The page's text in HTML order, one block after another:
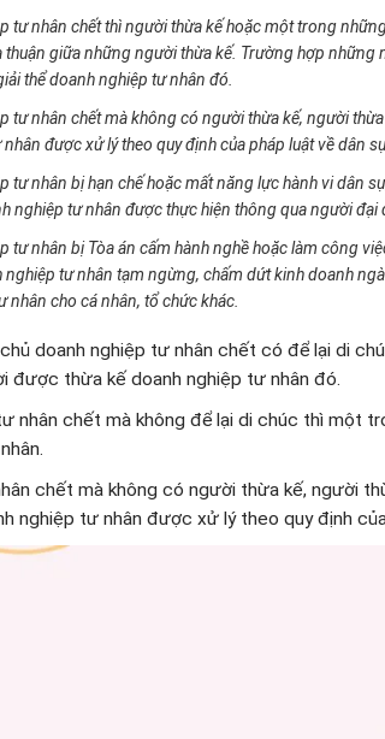
tư nhân chết thì người thừa kế hoặc một trong
giữa những người thừa kế. Trường hợp
thể doanh nghiệp tư nhân đó.
tư nhân chết mà không có người thừa kế, người
được xử lý theo quy định của pháp luật về dân
tư nhân bị hạn chế hoặc mất năng lực hành vi dân
nghiệp tư nhân được thực hiện thông qua người đại
tư nhân bị Tòa án cấm hành nghề hoặc làm công
tư nhân tạm ngừng, chấm dứt kinh doanh
cho cá nhân, tổ chức khác.
doanh nghiệp tư nhân chết có để lại di
được thừa kế doanh nghiệp tư nhân đó.
nhân chết mà không để lại di chúc thì một
chết mà không có người thừa kế, người
nghiệp tư nhân được xử lý theo quy định